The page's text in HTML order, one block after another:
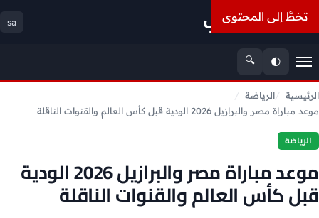
تخطَّ إلى المحتوى
أسعار الذهب sa
القائمة🌓
🔍
الرئيسية
الرياضة
موعد مباراة مصر والبرازيل 2026 الودية قبل كأس العالم والقنوات الناقلة
الرياضة
موعد مباراة مصر والبرازيل 2026 الودية
قبل كأس العالم والقنوات الناقلة